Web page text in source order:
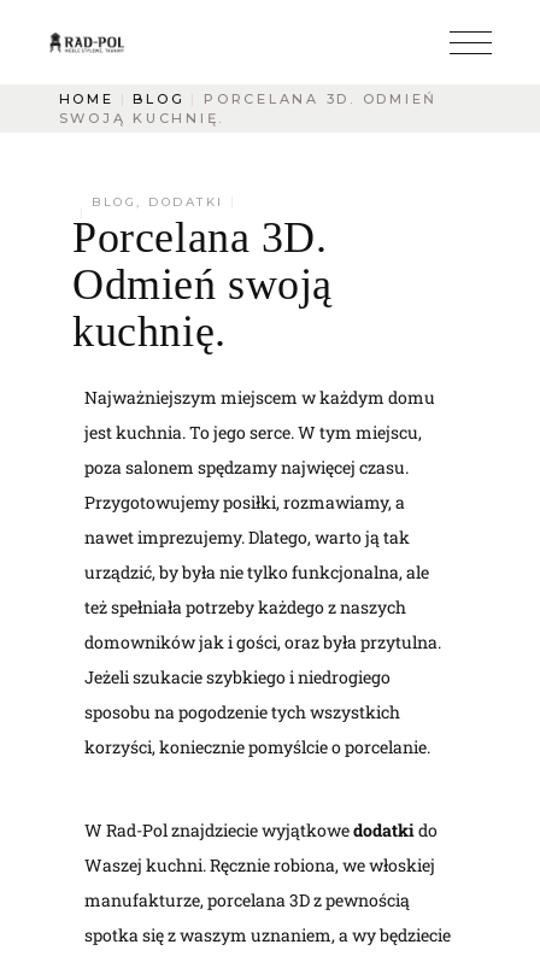
HOME BLOG
PORCELANA 3D. ODMIEŃ
SWOJĄ KUCHNIĘ.
BLOG, DODATKI
Porcelana 3D.
Odmień swoją
kuchnię.
Najważniejszym miejscem w każdym domu
jest kuchnia. To jego serce. W tym miejscu,
poza salonem spędzamy najwięcej czasu.
Przygotowujemy posiłki, rozmawiamy, a
nawet imprezujemy. Dlatego, warto ją tak
urządzić, by była nie tylko funkcjonalna, ale
też spełniała potrzeby każdego z naszych
domowników jak i gości, oraz była przytulna.
Jeżeli szukacie szybkiego i niedrogiego
sposobu na pogodzenie tych wszystkich
korzyści, koniecznie pomyślcie o porcelanie.
W Rad-Pol znajdziecie wyjątkowedodatkido
Waszej kuchni. Ręcznie robiona, we włoskiej
manufakturze, porcelana 3D z pewnością
spotka się z waszym uznaniem, a wy będziecie